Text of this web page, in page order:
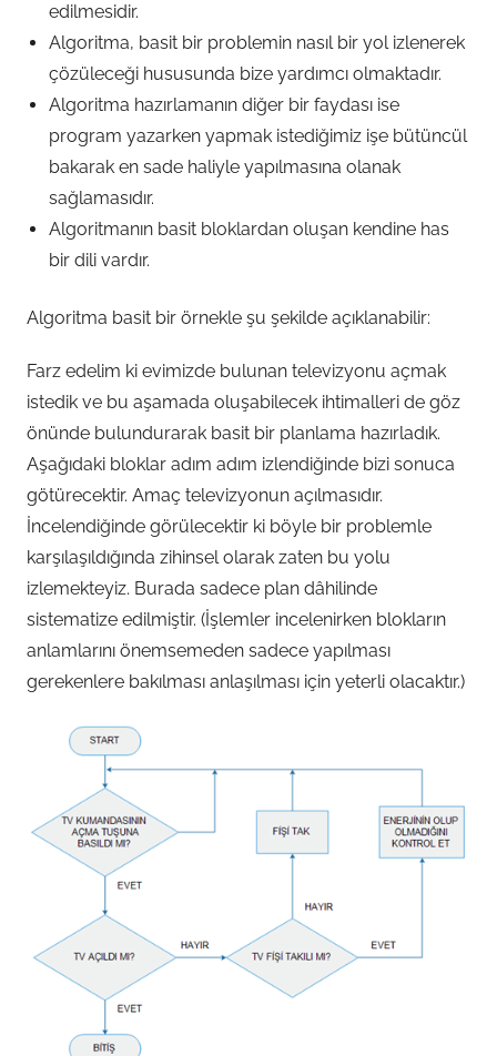
edilmesidir.
Algoritma, basit bir problemin nasıl bir yol izlenerek
çözüleceği hususunda bize yardımcı olmaktadır.
Algoritma hazırlamanın diğer bir faydası ise
program yazarken yapmak istediğimiz işe bütüncül
bakarak en sade haliyle yapılmasına olanak
sağlamasıdır.
Algoritmanın basit bloklardan oluşan kendine has
bir dili vardır.
Algoritma basit bir örnekle şu şekilde açıklanabilir:
Farz edelim ki evimizde bulunan televizyonu açmak
istedik ve bu aşamada oluşabilecek ihtimalleri de göz
önünde bulundurarak basit bir planlama hazırladık.
Aşağıdaki bloklar adım adım izlendiğinde bizi sonuca
götürecektir. Amaç televizyonun açılmasıdır.
İncelendiğinde görülecektir ki böyle bir problemle
karşılaşıldığında zihinsel olarak zaten bu yolu
izlemekteyiz. Burada sadece plan dâhilinde
sistematize edilmiştir. (İşlemler incelenirken blokların
anlamlarını önemsemeden sadece yapılması
gerekenlere bakılması anlaşılması için yeterli olacaktır.)